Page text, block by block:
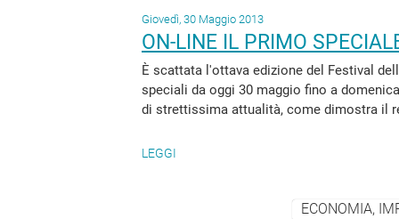
Giovedì, 30 Maggio 2013
ON-LINE IL PRIMO
È scattata l'ottava edizione del Festival
speciali da oggi 30 maggio fino a
di strettissima attualità, come dimostra il
LEGGI
ECONOMIA,